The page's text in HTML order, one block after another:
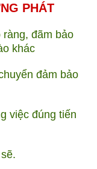
PHÁT
ràng, đãm bảo
khác
đảm bảo
việc đúng tiến